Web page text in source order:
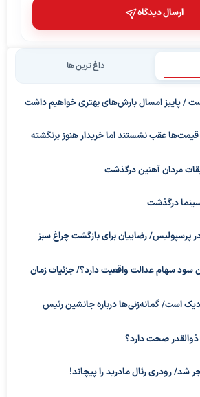
ارسال دیدگاه
داغ ترین ها
/ پاییز امسال بارش‌های بهتری خواهیم داشت
قیمت‌ها عقب نشستند اما خریدار هنوز برنگشته
مردان آهنین درگذشت
درگذشت
پرسپولیس/ رضاییان برای بازگشت چراغ سبز
تومان سود سهام عدالت واقعیت دارد؟/ جزئیات زمان
است/ گمانه‌زنی‌ها درباره جانشین رئیس
صحت دارد؟
شد/ رودری رئال مادرید را پیچاند!